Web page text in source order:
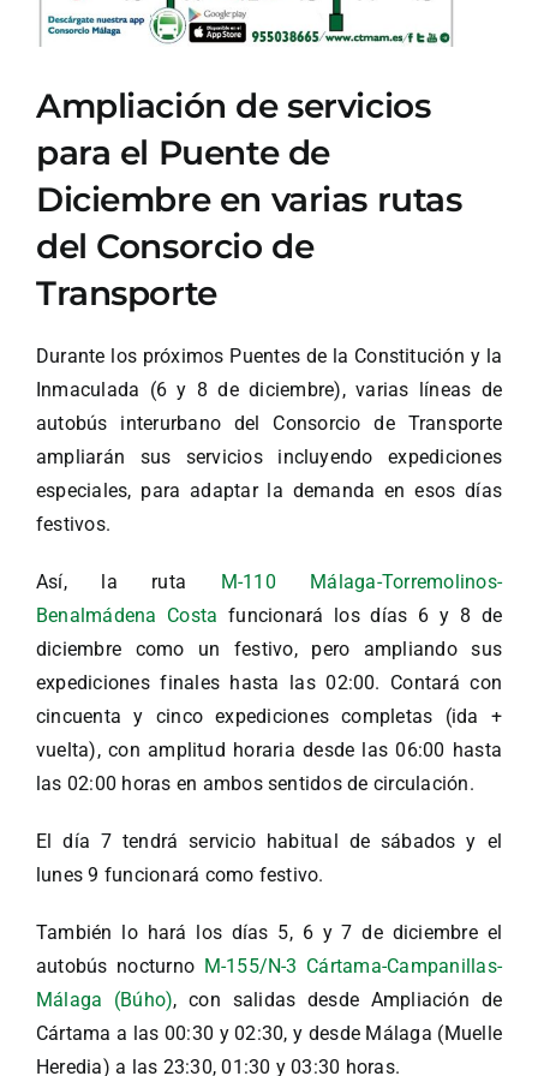
Ampliación de servicios
para el Puente de
Diciembre en varias rutas
del Consorcio de
Transporte
Durante los próximos Puentes de la Constitución y la
Inmaculada (6 y 8 de diciembre), varias líneas de
autobús interurbano del Consorcio de Transporte
ampliarán sus servicios incluyendo expediciones
especiales, para adaptar la demanda en esos días
festivos.
Así, la ruta M-110 Málaga-Torremolinos-
Benalmádena Costa funcionará los días 6 y 8 de
diciembre como un festivo, pero ampliando sus
expediciones finales hasta las 02:00. Contará con
cincuenta y cinco expediciones completas (ida +
vuelta), con amplitud horaria desde las 06:00 hasta
las 02:00 horas en ambos sentidos de circulación.
El día 7 tendrá servicio habitual de sábados y el
lunes 9 funcionará como festivo.
También lo hará los días 5, 6 y 7 de diciembre el
autobús nocturno M-155/N-3 Cártama-Campanillas-
Málaga (Búho), con salidas desde Ampliación de
Cártama a las 00:30 y 02:30, y desde Málaga (Muelle
Heredia) a las 23:30, 01:30 y 03:30 horas.